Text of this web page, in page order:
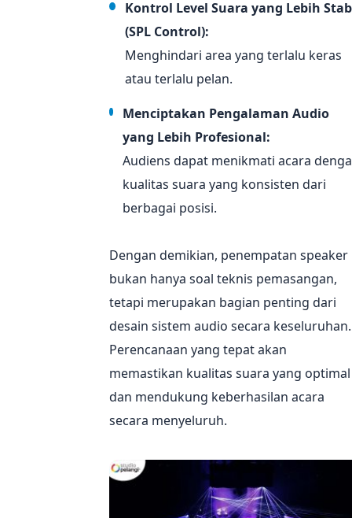
Kontrol Level Suara yang Lebih
(SPL Control):
Menghindari area yang terlalu keras
atau terlalu pelan.
Menciptakan Pengalaman Audio
yang Lebih Profesional:
Audiens dapat menikmati acara
kualitas suara yang konsisten dari
berbagai posisi.
Dengan demikian, penempatan speaker
bukan hanya soal teknis pemasangan,
tetapi merupakan bagian penting dari
desain sistem audio secara keseluruhan.
Perencanaan yang tepat akan
memastikan kualitas suara yang optimal
dan mendukung keberhasilan acara
secara menyeluruh.